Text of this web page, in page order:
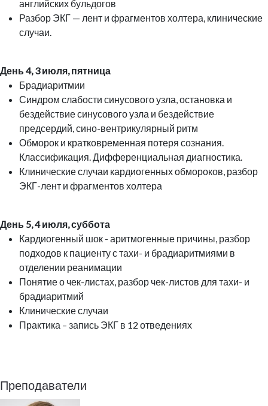
английских бульдогов
Разбор ЭКГ — лент и фрагментов холтера, клинические
случаи.
День 4, 3 июля, пятница
Брадиаритмии
Синдром слабости синусового узла, остановка и
бездействие синусового узла и бездействие
предсердий, сино-вентрикулярный ритм
Обморок и кратковременная потеря сознания.
Классификация. Дифференциальная диагностика.
Клинические случаи кардиогенных обмороков, разбор
ЭКГ-лент и фрагментов холтера
День 5, 4 июля, суббота
Кардиогенный шок - аритмогенные причины, разбор
подходов к пациенту с тахи- и брадиаритмиями в
отделении реанимации
Понятие о чек-листах, разбор чек-листов для тахи- и
брадиаритмий
Клинические случаи
Практика – запись ЭКГ в 12 отведениях
Преподаватели